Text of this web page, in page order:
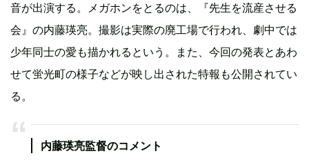
音が出演する。メガホンをとるのは、『先生を流産させる
会』の内藤瑛亮。撮影は実際の廃工場で行われ、劇中では
少年同士の愛も描かれるという。また、今回の発表とあわ
せて蛍光町の様子などが映し出された特報も公開されてい
る。
内藤瑛亮監督のコメント